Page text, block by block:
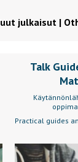
julkaisut |
Talk
Practical guides